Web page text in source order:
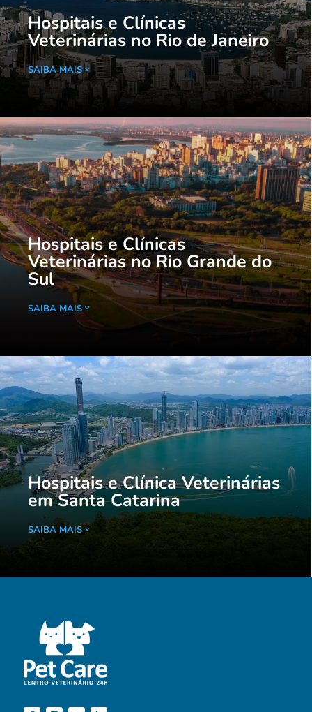
Hospitais e Clínicas
Veterinárias no Rio de Janeiro
SAIBA MAIS
Hospitais e Clínicas
Veterinárias no Rio Grande do
Sul
SAIBA MAIS
Hospitais e Clínica Veterinárias
em Santa Catarina
SAIBA MAIS